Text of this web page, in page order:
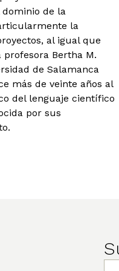
dominio de la
la
al igual que
Bertha M.
de Salamanca
más de veinte años al
del lenguaje científico
por sus